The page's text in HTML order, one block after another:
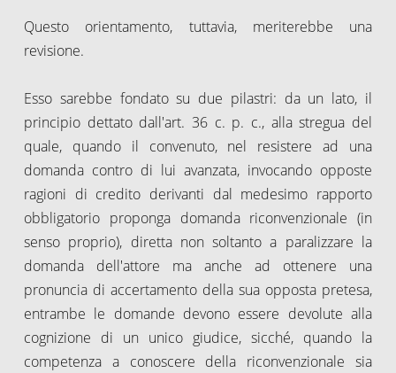
Questo orientamento, tuttavia, meriterebbe una
revisione.
Esso sarebbe fondato su due pilastri: da un lato, il
principio dettato dall'art. 36 c. p. c., alla stregua del
quale, quando il convenuto, nel resistere ad una
domanda contro di lui avanzata, invocando opposte
ragioni di credito derivanti dal medesimo rapporto
obbligatorio proponga domanda riconvenzionale (in
senso proprio), diretta non soltanto a paralizzare la
domanda dell'attore ma anche ad ottenere una
pronuncia di accertamento della sua opposta pretesa,
entrambe le domande devono essere devolute alla
cognizione di un unico giudice, sicché, quando la
competenza a conoscere della riconvenzionale sia